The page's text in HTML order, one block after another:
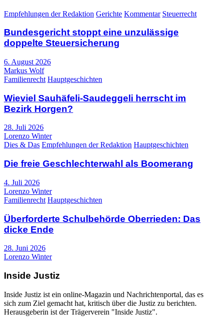
Empfehlungen der Redaktion Gerichte Kommentar Steuerrecht
Bundesgericht stoppt eine unzulässige
doppelte Steuersicherung
6. August 2026
Markus Wolf
Familienrecht Hauptgeschichten
Wieviel Sauhäfeli-Saudeggeli herrscht im
Bezirk Horgen?
28. Juli 2026
Lorenzo Winter
Dies & Das Empfehlungen der Redaktion Hauptgeschichten
Die freie Geschlechterwahl als Boomerang
4. Juli 2026
Lorenzo Winter
Familienrecht Hauptgeschichten
Überforderte Schulbehörde Oberrieden: Das
dicke Ende
28. Juni 2026
Lorenzo Winter
Inside Justiz
Inside Justiz ist ein online-Magazin und Nachrichtenportal, das es
sich zum Ziel gemacht hat, kritisch über die Justiz zu berichten.
Herausgeberin ist der Trägerverein "Inside Justiz".